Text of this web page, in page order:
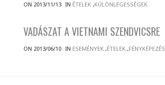
ON 2013/11/13 IN ÉTELEK ,KÜLÖNLEGESSÉGEK
VADÁSZAT A VIETNAMI SZENDVICSRE
ON 2013/06/10 IN ESEMÉNYEK ,ÉTELEK ,FÉNYKÉPEZÉS